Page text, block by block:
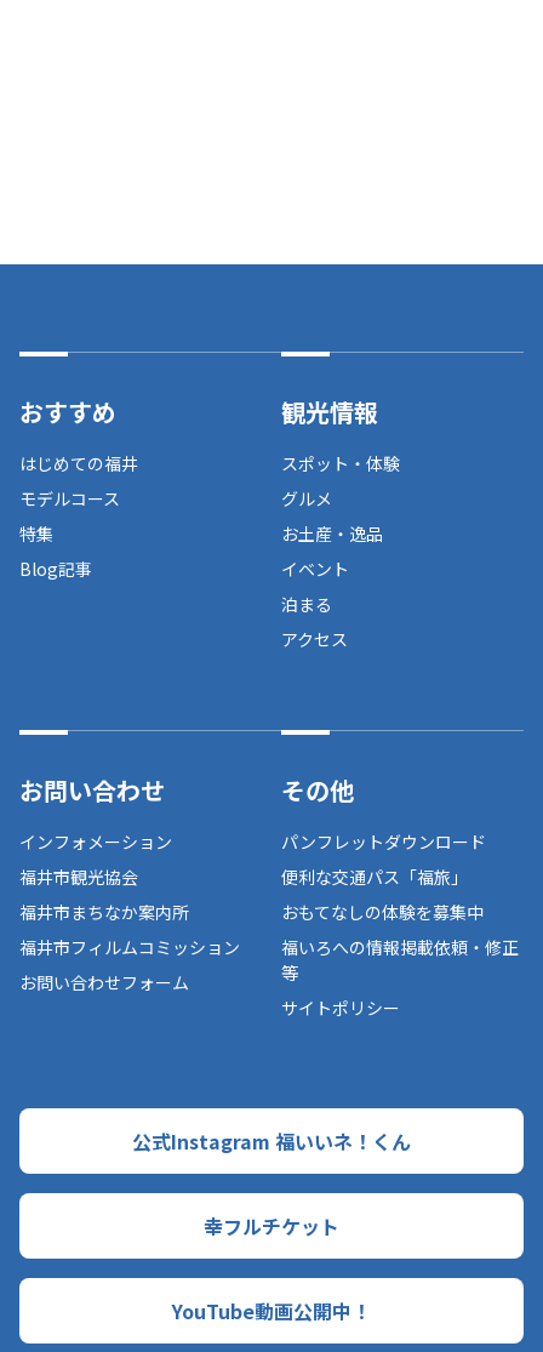
おすすめ
はじめての福井
モデルコース
特集
Blog記事
観光情報
スポット・体験
グルメ
お土産・逸品
イベント
泊まる
アクセス
お問い合わせ
インフォメーション
福井市観光協会
福井市まちなか案内所
福井市フィルムコミッション
お問い合わせフォーム
その他
パンフレットダウンロード
便利な交通パス「福旅」
おもてなしの体験を募集中
福いろへの情報掲載依頼・修正
等
サイトポリシー
公式Instagram 福いいネ！くん
幸フルチケット
YouTube動画公開中！